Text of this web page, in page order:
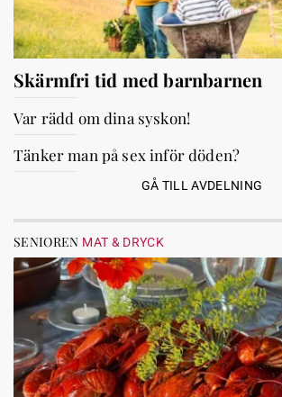
Skärmfri tid med barnbarnen
Var rädd om dina syskon!
Tänker man på sex inför döden?
GÅ TILL AVDELNING
SENIOREN MAT & DRYCK